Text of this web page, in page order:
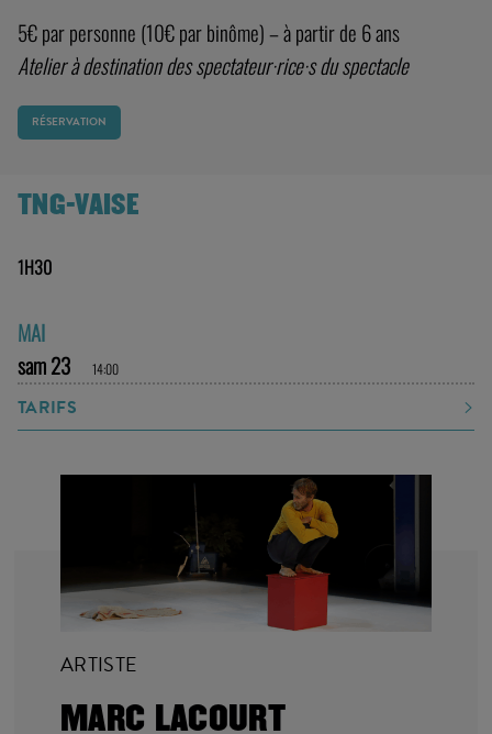
5€ par personne (10€ par binôme) – à partir de 6 ans
Atelier à destination des spectateur·rice·s du spectacle
RÉSERVATION
TNG-VAISE
1H30
MAI
sam 23
14:00
TARIFS
ARTISTE
MARC LACOURT